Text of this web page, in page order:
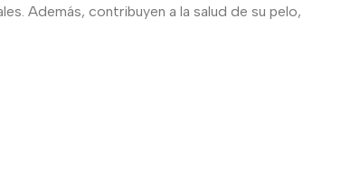
Además, contribuyen a la salud de su pelo,